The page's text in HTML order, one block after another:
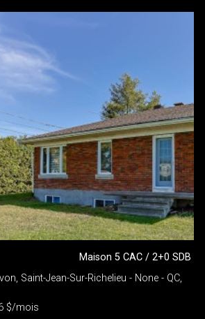
Maison 5 CAC / 2+0 SDB
Saint-Jean-Sur-Richelieu - None - QC,
$/mois